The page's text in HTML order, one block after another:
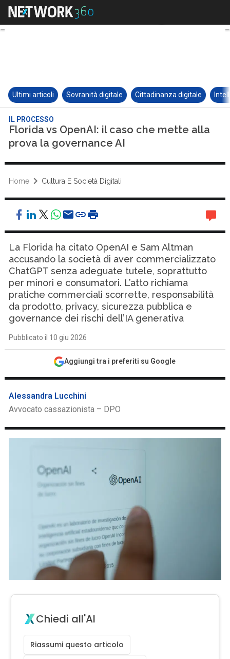
Ultimi articoli Sovranità digitale Cittadinanza digitale
IL PROCESSO
Florida vs OpenAI: il caso che mette alla
prova la governance AI
Home Cultura E Società Digitali
La Florida ha citato OpenAI e Sam Altman
accusando la società di aver commercializzato
ChatGPT senza adeguate tutele, soprattutto
per minori e consumatori. L’atto richiama
pratiche commerciali scorrette, responsabilità
da prodotto, privacy, sicurezza pubblica e
governance dei rischi dell’IA generativa
Pubblicato il 10 giu 2026
Aggiungi tra i preferiti su Google
Alessandra Lucchini
Avvocato cassazionista – DPO
Chiedi all'AI
Riassumi questo articolo